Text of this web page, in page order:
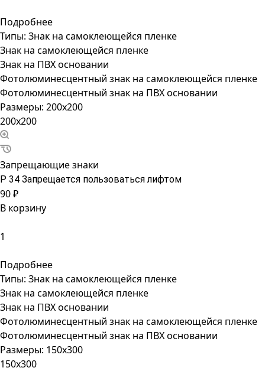
Подробнее
Типы: Знак на самоклеющейся пленке
Знак на самоклеющейся пленке
Знак на ПВХ основании
Фотолюминесцентный знак на самоклеющейся пленке
Фотолюминесцентный знак на ПВХ основании
Размеры: 200x200
200x200
Запрещающие знаки
P 34 Запрещается пользоваться лифтом
90 ₽
В корзину
Подробнее
Типы: Знак на самоклеющейся пленке
Знак на самоклеющейся пленке
Знак на ПВХ основании
Фотолюминесцентный знак на самоклеющейся пленке
Фотолюминесцентный знак на ПВХ основании
Размеры: 150x300
150x300